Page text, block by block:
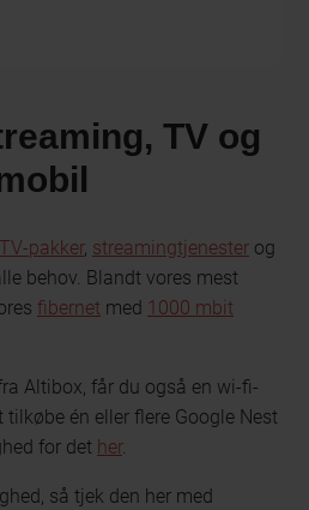
TV og
TV-pakker, streamingtjenester og
behov. Blandt vores mest
fibernet med 1000 mbit
Altibox, får du også en wi-fi-
én eller flere Google Nest
for det her.
så tjek den her med